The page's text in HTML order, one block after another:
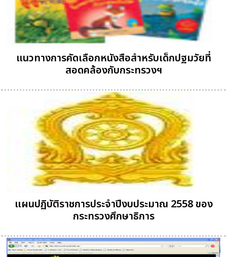
แนวทางการคัดเลือกหนังสือสำหรับเด็กปฐมวัยที่
สอดคล้องกับกระทรวงฯ
แผนปฏิบัติราชการประจำปีงบประมาณ 2558 ของ
กระทรวงศึกษาธิการ